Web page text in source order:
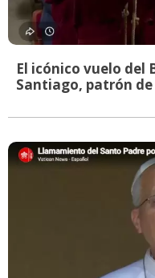
El icónico vuelo del
Santiago, patrón de